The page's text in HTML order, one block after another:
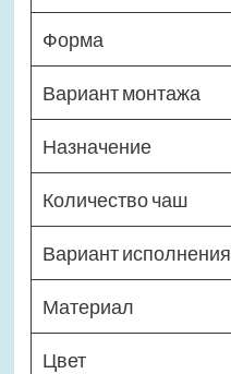
Форма
Вариант монтажа
Назначение
Количество чаш
Вариант исполнения
Материал
Цвет